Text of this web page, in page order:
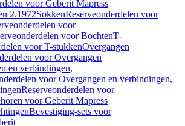
voor Geberit Mapress
2.1972SokkenReserveonderdelen voor
voor
voor BochtenT-
voor T-stukkenOvergangen
voor Overgangen
en verbindingen,
voor Overgangen en verbindingen,
Reserveonderdelen voor
voor Geberit Mapress
Bevestiging-sets voor